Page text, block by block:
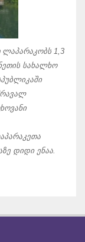
1,3
სახალხო
დიდი ენაა.